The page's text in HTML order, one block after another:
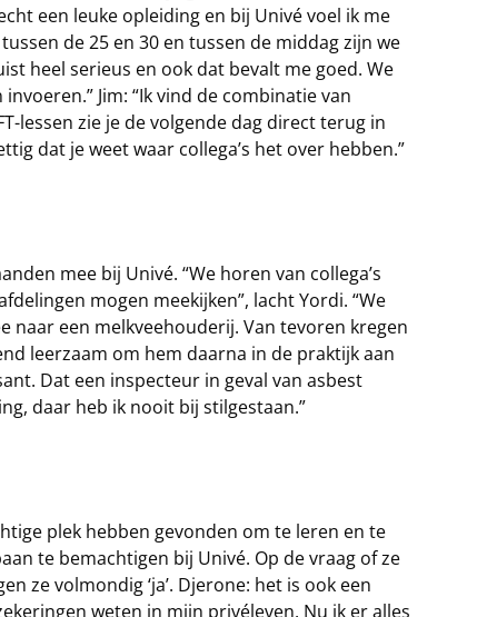
een leuke opleiding en bij Univé voel ik me
de 25 en 30 en tussen de middag zijn we
heel serieus en ook dat bevalt me goed. We
Jim: “Ik vind de combinatie van
lessen zie je de volgende dag direct terug in
dat je weet waar collega’s het over hebben.”
mee bij Univé. “We horen van collega’s
mogen meekijken”, lacht Yordi. “We
een melkveehouderij. Van tevoren kregen
leerzaam om hem daarna in de praktijk aan
Dat een inspecteur in geval van asbest
daar heb ik nooit bij stilgestaan.”
plek hebben gevonden om te leren en te
te bemachtigen bij Univé. Op de vraag of ze
ze volmondig ‘ja’. Djerone: het is ook een
weten in mijn privéleven. Nu ik er alles